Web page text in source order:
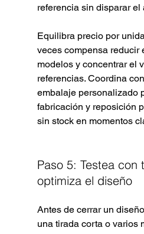
referencia sin disparar el
Equilibra precio por
veces compensa reducir
modelos y concentrar el
referencias. Coordina
embalaje personalizado
fabricación y reposición
sin stock en momentos
Paso 5: Testea con
optimiza el diseño
Antes de cerrar un
una tirada corta o varios